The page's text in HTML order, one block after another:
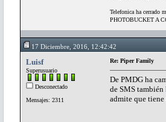
Telefonica ha cerrado
PHOTOBUCKET A
17 Diciembre, 2016, 12:42:42
Luisf
Superusuario
Desconectado
Mensajes: 2311
Re: Piper Family
De PMDG ha
de SMS también
admite que tiene